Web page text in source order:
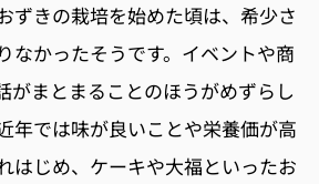
ずきの栽培を始めた頃は、希少さ
なかったそうです。イベントや商
がまとまることのほうがめずらし
年では味が良いことや栄養価が高
はじめ、ケーキや大福といったお